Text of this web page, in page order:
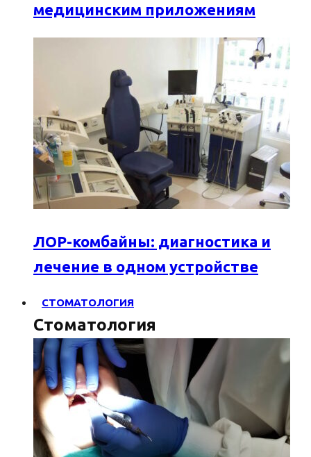
медицинским приложениям
ЛОР-комбайны: диагностика и
лечение в одном устройстве
СТОМАТОЛОГИЯ
Стоматология